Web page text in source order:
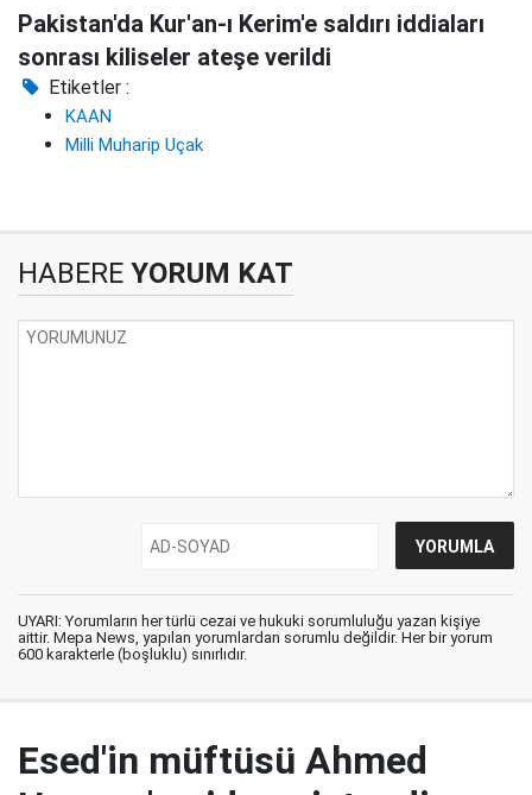
Pakistan'da Kur'an-ı Kerim'e saldırı iddiaları
sonrası kiliseler ateşe verildi
Etiketler :
KAAN
Milli Muharip Uçak
HABERE YORUM KAT
UYARI: Yorumların her türlü cezai ve hukuki sorumluluğu yazan kişiye
aittir. Mepa News, yapılan yorumlardan sorumlu değildir. Her bir yorum
600 karakterle (boşluklu) sınırlıdır.
Esed'in müftüsü Ahmed